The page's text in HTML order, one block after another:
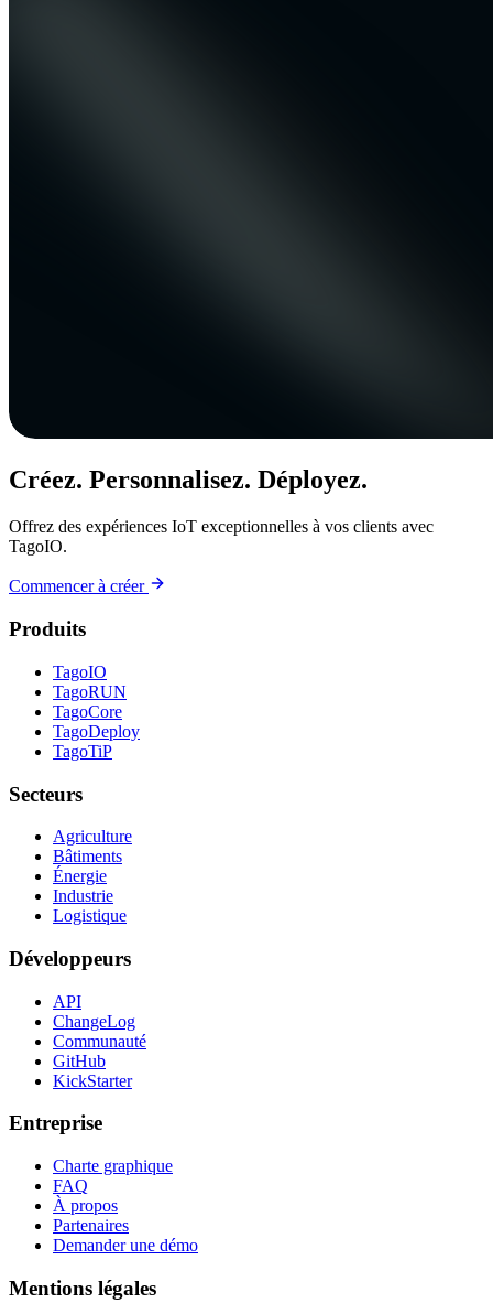
Créez. Personnalisez. Déployez.
Offrez des expériences IoT exceptionnelles à vos clients avec
TagoIO.
Commencer à créer
Produits
TagoIO
TagoRUN
TagoCore
TagoDeploy
TagoTiP
Secteurs
Agriculture
Bâtiments
Énergie
Industrie
Logistique
Développeurs
API
ChangeLog
Communauté
GitHub
KickStarter
Entreprise
Charte graphique
FAQ
À propos
Partenaires
Demander une démo
Mentions légales